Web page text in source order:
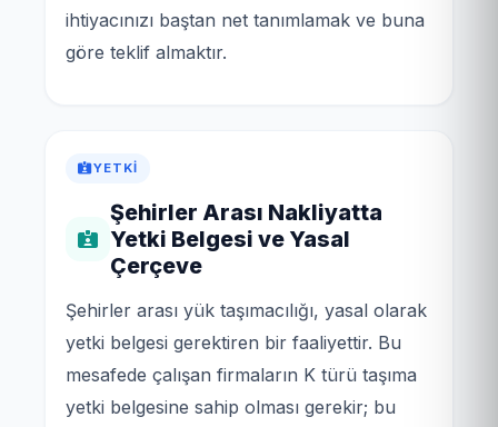
ihtiyacınızı baştan net tanımlamak ve buna
göre teklif almaktır.
YETKI
Şehirler Arası Nakliyatta
Yetki Belgesi ve Yasal
Çerçeve
Şehirler arası yük taşımacılığı, yasal olarak
yetki belgesi gerektiren bir faaliyettir. Bu
mesafede çalışan firmaların K türü taşıma
yetki belgesine sahip olması gerekir; bu